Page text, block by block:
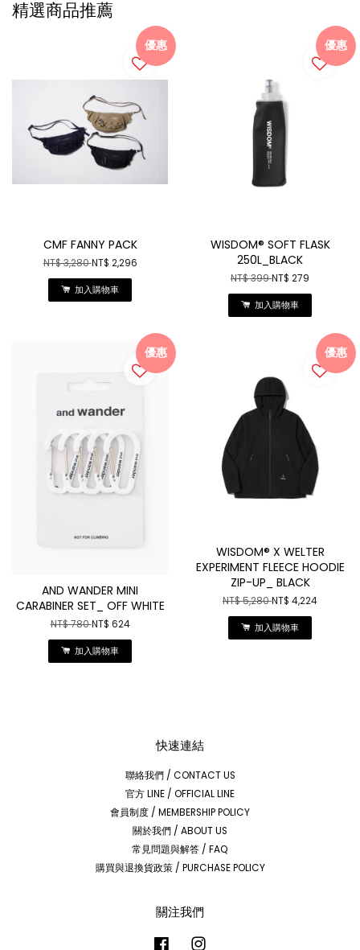
精選商品推薦
優惠
CMF FANNY PACK
NT$ 3,280NT$ 2,296
加入購物車
優惠
WISDOM® SOFT FLASK
250L_BLACK
NT$ 399NT$ 279
加入購物車
優惠
AND WANDER MINI
CARABINER SET_ OFF WHITE
NT$ 780NT$ 624
加入購物車
優惠
WISDOM® X WELTER
EXPERIMENT FLEECE HOODIE
ZIP-UP_ BLACK
NT$ 5,280NT$ 4,224
加入購物車
快速連結
聯絡我們 / CONTACT US
官方 LINE / OFFICIAL LINE
會員制度 / MEMBERSHIP POLICY
關於我們 / ABOUT US
常見問題與解答 / FAQ
購買與退換貨政策 / PURCHASE POLICY
關注我們
Facebook